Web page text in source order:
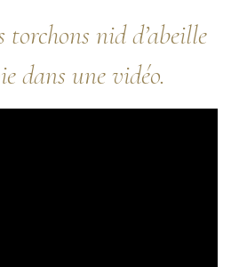
torchons nid d’abeille
dans une vidéo.